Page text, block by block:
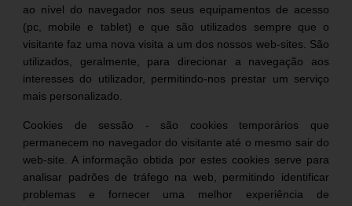
ao nível do navegador nos seus equipamentos de acesso
(pc, mobile e tablet) e que são utilizados sempre que o
visitante faz uma nova visita a um dos nossos web-sites. São
utilizados, geralmente, para direcionar a navegação aos
interesses do utilizador, permitindo-nos prestar um serviço
mais personalizado.
Cookies de sessão - são cookies temporários que
permanecem no navegador do visitante até o mesmo sair do
web-site. A informação obtida por estes cookies serve para
analisar padrões de tráfego na web, permitindo identificar
problemas e fornecer uma melhor experiência de